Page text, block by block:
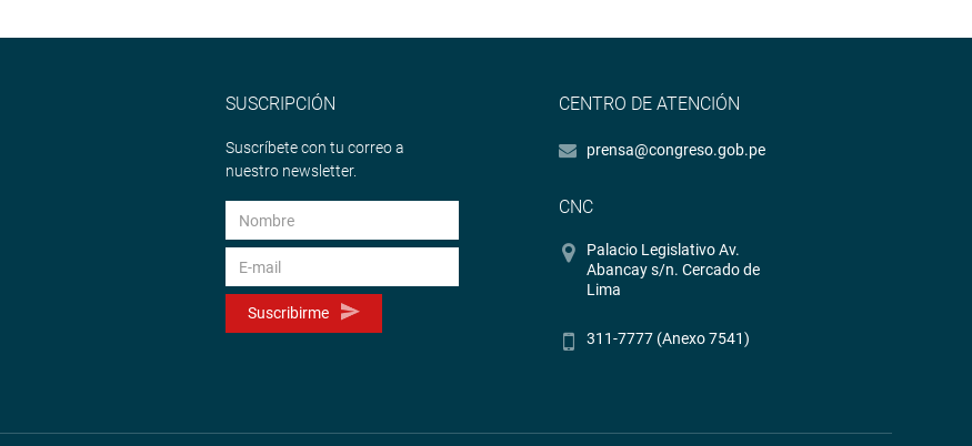
SUSCRIPCIÓN
Suscríbete con tu correo a
nuestro newsletter.
Suscribirme
CENTRO DE ATENCIÓN
prensa@congreso.gob.pe
CNC
Palacio Legislativo Av.
Abancay s/n. Cercado de
Lima
311-7777 (Anexo 7541)